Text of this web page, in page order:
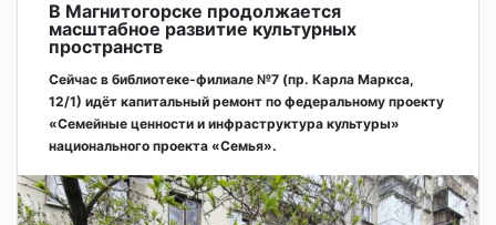
В Магнитогорске продолжается
масштабное развитие культурных
пространств
Сейчас в библиотеке-филиале №7 (пр. Карла Маркса,
12/1) идёт капитальный ремонт по федеральному проекту
«Семейные ценности и инфраструктура культуры»
национального проекта «Семья».